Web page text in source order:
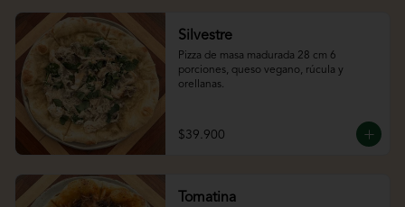
Silvestre
Pizza de masa madurada 28 cm 6
porciones, queso vegano, rúcula y
orellanas.
$39.900
Tomatina